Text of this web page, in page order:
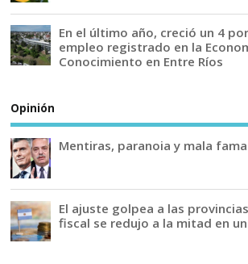
En el último año, creció un 4
empleo registrado en la
Conocimiento en Entre Ríos
Opinión
Mentiras, paranoia y mala fama
El ajuste golpea a las
fiscal se redujo a la mitad en